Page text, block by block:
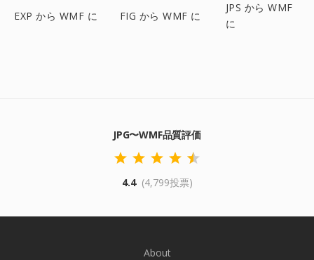
EXP から WMF に FIG から WMF に
JPS から WMF
に
JPG〜WMF品質評価
4.4 (4,799投票)
About